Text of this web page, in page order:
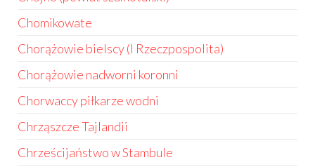
Chomikowate
Chorążowie bielscy (I Rzeczpospolita)
Chorążowie nadworni koronni
Chorwaccy piłkarze wodni
Chrząszcze Tajlandii
Chrześcijaństwo w Stambule